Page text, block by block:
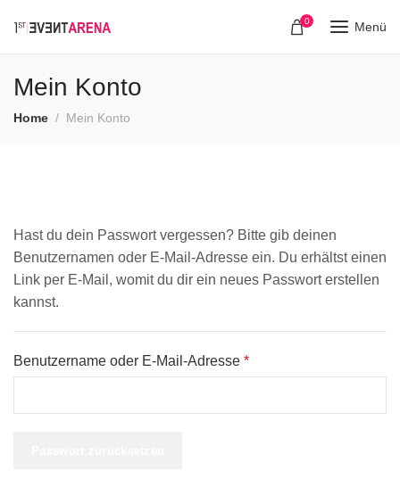
0 Menü
Mein Konto
Home Mein Konto
Hast du dein Passwort vergessen? Bitte gib deinen
Benutzernamen oder E-Mail-Adresse ein. Du erhältst einen
Link per E-Mail, womit du dir ein neues Passwort erstellen
kannst.
Benutzername oder E-Mail-Adresse *